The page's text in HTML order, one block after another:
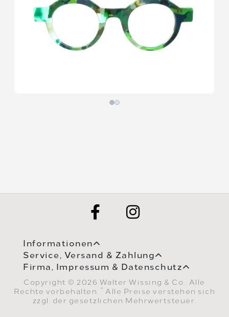
Informationen
Service, Versand & Zahlung
Firma, Impressum & Datenschutz
Copyright © 2026 Walter Wissing & Co.. Alle
Rechte vorbehalten.
* Alle Preise verstehen sich
zzgl. der gesetzlichen Mehrwertsteuer.